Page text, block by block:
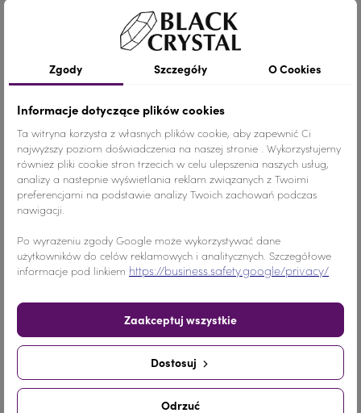
Opis
Dżety to niewielkie ozdobne kamyki
imitujące kryształkiprzypominające
cyrkonie jubilerskie ( rhinestones ,
stras)
mocowane na materiale za
pomocą kleju, który można zakupić w
naszym sklepie.Dżetami możemy
ozdabiać powierzchnie różnych
materiałów, dzianin i tkanin, zarówno
naturalnych jak i sztucznych.
Zgody Szczegóły O Cookies
Informacje dotyczące plików cookies
Ta witryna korzysta z własnych plików cookie, aby zapewnić Ci
najwyższy poziom doświadczenia na naszej stronie . Wykorzystujemy
również pliki cookie stron trzecich w celu ulepszenia naszych usług,
analizy a nastepnie wyświetlania reklam związanych z Twoimi
preferencjami na podstawie analizy Twoich zachowań podczas
nawigacji.
Po wyrażeniu zgody Google może wykorzystywać dane
użytkowników do celów reklamowych i analitycznych. Szczegółowe
informacje pod linkiem https://business.safety.google/privacy/
Odrzuć
Dostosuj
Zaakceptuj wszystkie